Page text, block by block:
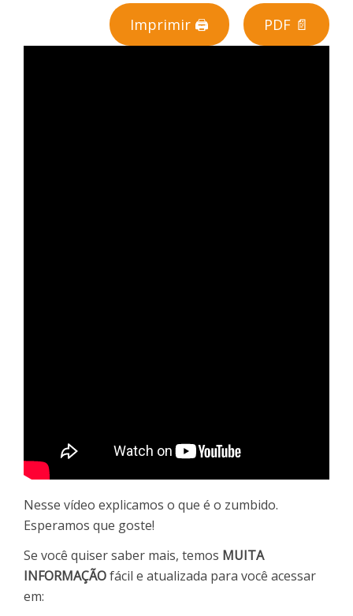
Imprimir 🖨 PDF 📄
Nesse vídeo explicamos o que é o zumbido.
Esperamos que goste!
Se você quiser saber mais, temos MUITA
INFORMAÇÃOfácil e atualizada para você acessar
em: